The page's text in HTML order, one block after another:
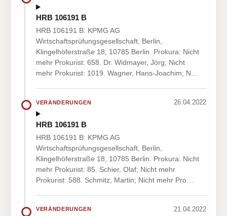
HRB 106191 B
HRB 106191 B: KPMG AG
Wirtschaftsprüfungsgesellschaft, Berlin,
Klingelhöferstraße 18, 10785 Berlin. Prokura: Nicht
mehr Prokurist: 658. Dr. Widmayer, Jörg; Nicht
mehr Prokurist: 1019. Wagner, Hans-Joachim; N…
VERÄNDERUNGEN 26.04.2022
HRB 106191 B
HRB 106191 B: KPMG AG
Wirtschaftsprüfungsgesellschaft, Berlin,
Klingelhöferstraße 18, 10785 Berlin. Prokura: Nicht
mehr Prokurist: 85. Schier, Olaf; Nicht mehr
Prokurist: 588. Schmitz, Martin; Nicht mehr Pro…
VERÄNDERUNGEN 21.04.2022